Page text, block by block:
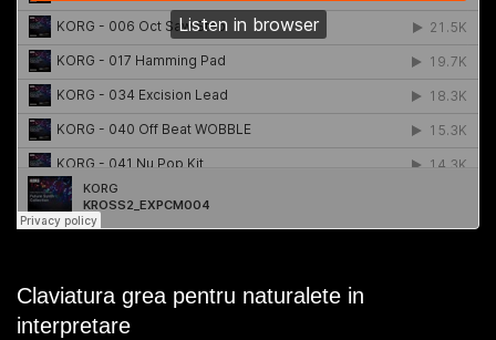
Claviatura grea pentru naturalete in
interpretare